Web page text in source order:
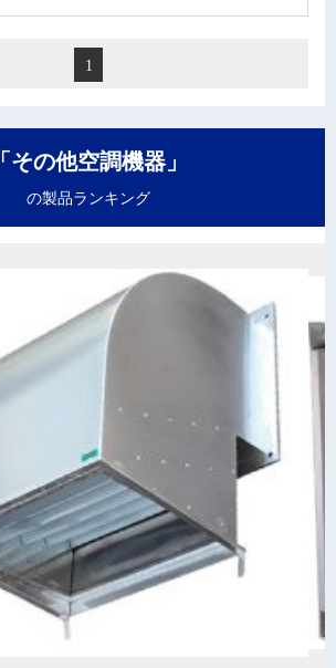
1
「その他空調機器」
の製品ランキング